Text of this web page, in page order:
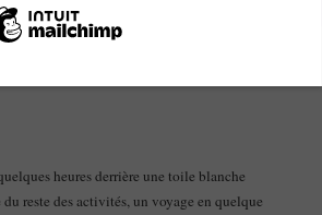
je ne suis pas une experte, loin de là ,
heures derrière une toile blanche
reste des activités, un voyage en quelque